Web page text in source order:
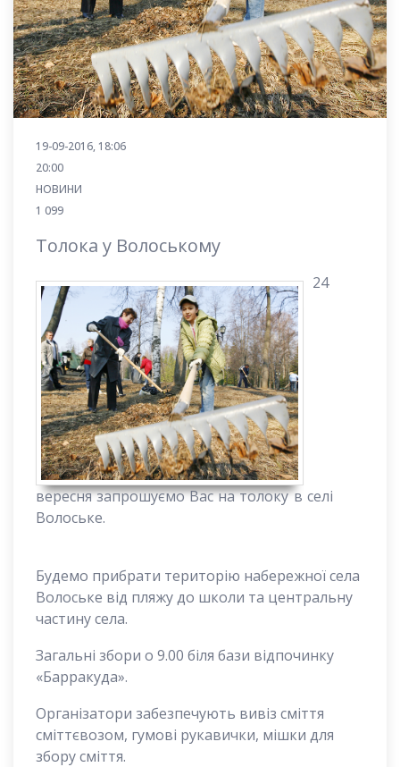
19-09-2016, 18:06
20:00
НОВИНИ
1 099
Толока у Волоському
24
вересня запрошуємо Вас на толокув селі
Волоське.
Будемо прибрати територію набережної села
Волоське від пляжу до школи та центральну
частину села.
Загальні збори о 9.00 біля бази відпочинку
«Барракуда».
Організатори забезпечують вивіз сміття
сміттєвозом, гумові рукавички, мішки для
збору сміття.